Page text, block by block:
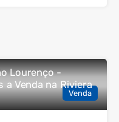
Venda